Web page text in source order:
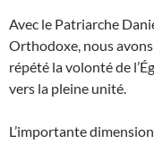
Avec le Patriarche
Orthodoxe, nous
répété la volonté de
vers la pleine unité.
L’importante